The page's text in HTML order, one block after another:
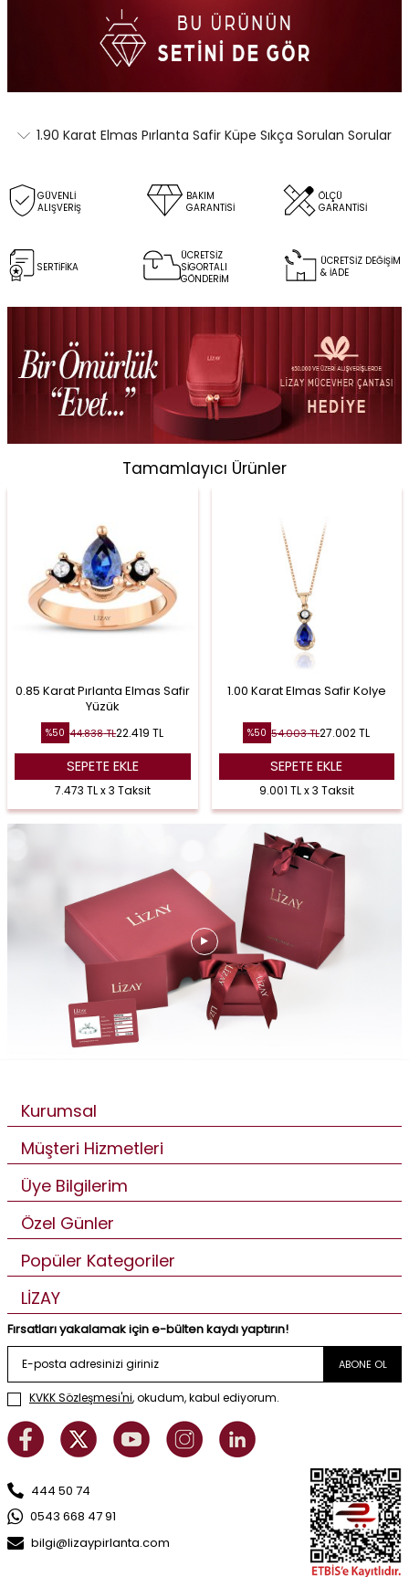
1.90 Karat Elmas Pırlanta Safir Küpe Sıkça Sorulan Sorular
GÜVENLİ
ALIŞVERİŞ
BAKIM
GARANTİSİ
ÖLÇÜ
GARANTİSİ
SERTİFİKA
ÜCRETSİZ
SİGORTALI
GÖNDERİM
ÜCRETSİZ DEĞİŞİM
& İADE
Tamamlayıcı Ürünler
0.85 Karat Pırlanta Elmas Safir
Yüzük
%50 44.838TL22.419 TL
SEPETE EKLE
7.473 TL x 3 Taksit
1.00 Karat Elmas Safir Kolye
%50 54.003TL27.002TL
SEPETE EKLE
9.001 TL x 3 Taksit
Kurumsal
Müşteri Hizmetleri
Üye Bilgilerim
Özel Günler
Popüler Kategoriler
LİZAY
Fırsatları yakalamak için e-bülten kaydı yaptırın!
ABONE OL
KVKK Sözleşmesi'ni, okudum, kabul ediyorum.
444 50 74
0543 668 47 91
bilgi@lizaypirlanta.com